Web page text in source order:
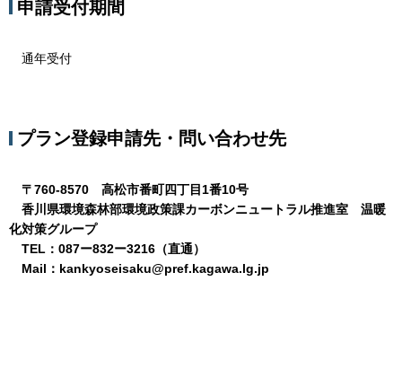
申請受付期間
通年受付
プラン登録申請先・問い合わせ先
〒760-8570 高松市番町四丁目1番10号
香川県環境森林部環境政策課カーボンニュートラル推進室 温暖
化対策グループ
TEL：087ー832ー3216（直通）
Mail：kankyoseisaku@pref.kagawa.lg.jp